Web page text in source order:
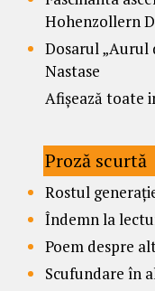
Hohenzollern
Dosarul „Aurul
Nastase
Afișează toate
Proză scurtă
Rostul
Îndemn la
Poem despre
Scufundare în